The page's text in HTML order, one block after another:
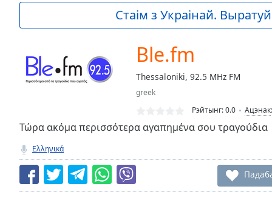
Current
Loaded:
Seek to
currently
behind
LIVE
Remaining
Time-
Стаім з Украінай.
Ble.fm
Thessaloniki, 92.5 MHz FM
greek
Рэйтынг:0.0 Ацэнак:
Τώρα ακόμα περισσότερα αγαπημένα σου τραγούδια
Ελληνικά